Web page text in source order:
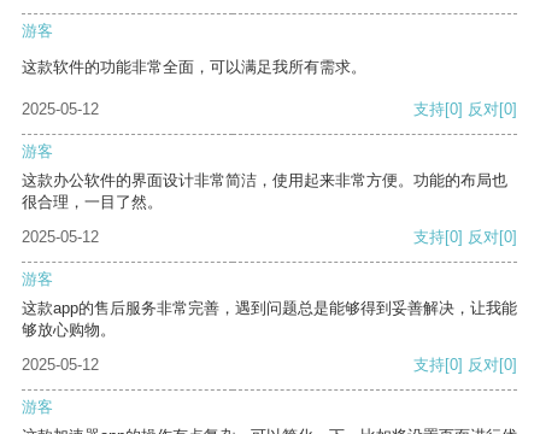
游客
这款软件的功能非常全面，可以满足我所有需求。
2025-05-12 支持[0] 反对[0]
游客
这款办公软件的界面设计非常简洁，使用起来非常方便。功能的布局也
很合理，一目了然。
2025-05-12
支持[0] 反对[0]
游客
这款app的售后服务非常完善，遇到问题总是能够得到妥善解决，让我能
够放心购物。
2025-05-12
支持[0] 反对[0]
游客